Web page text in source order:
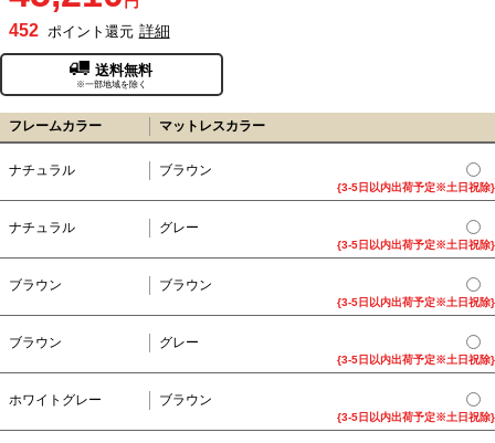
452 ポイント還元 詳細
送料無料
※一部地域を除く
フレームカラー マットレスカラー
ナチュラル ブラウン
{3-5日以内出荷予定※土日祝除}
ナチュラル グレー
{3-5日以内出荷予定※土日祝除}
ブラウン ブラウン
{3-5日以内出荷予定※土日祝除}
ブラウン グレー
{3-5日以内出荷予定※土日祝除}
ホワイトグレー ブラウン
{3-5日以内出荷予定※土日祝除}